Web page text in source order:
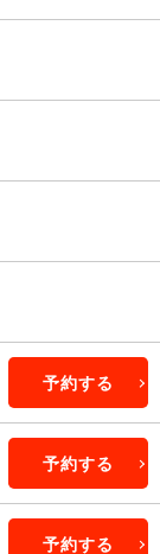
予約する
予約する
予約する